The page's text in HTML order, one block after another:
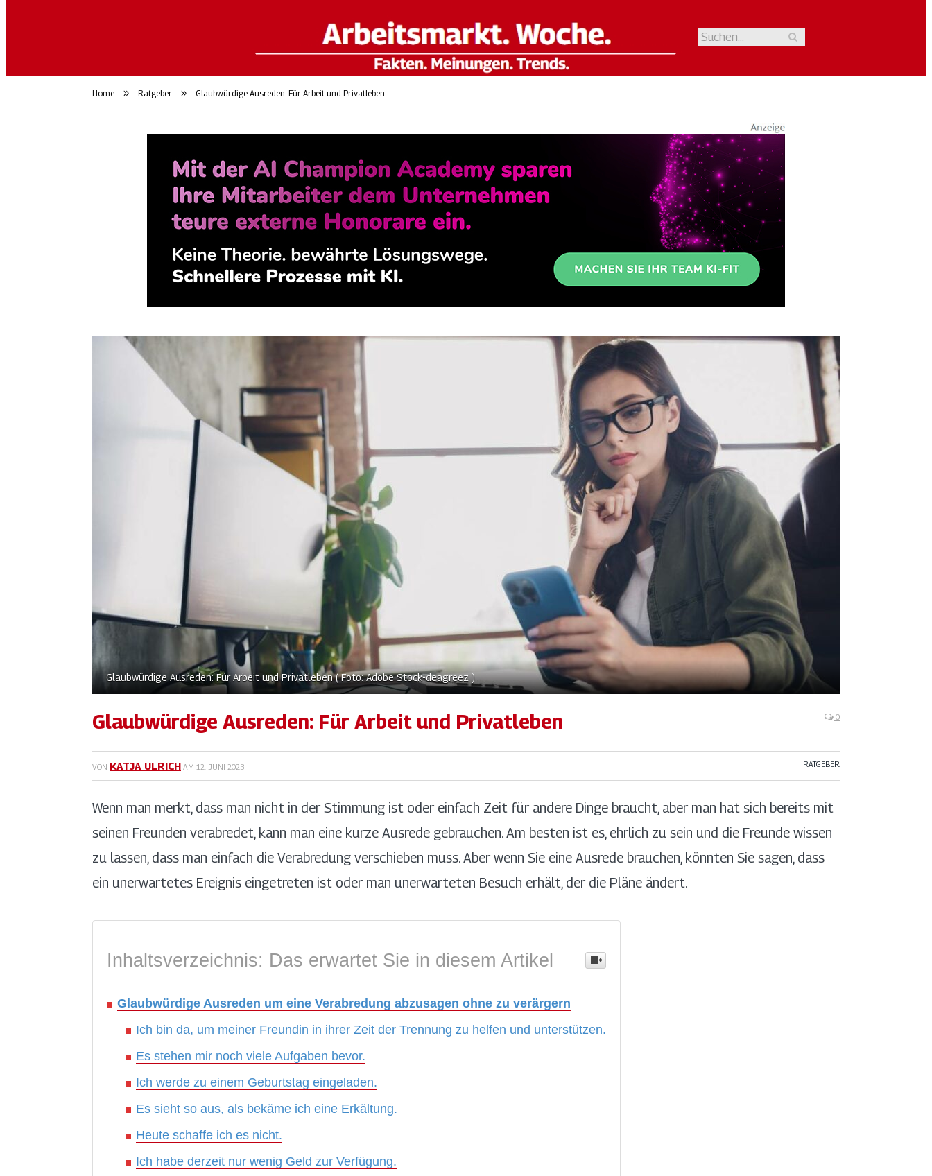
Home » Ratgeber » Glaubwürdige Ausreden: Für Arbeit und Privatleben
Glaubwürdige Ausreden: Für Arbeit und Privatleben ( Foto: Adobe Stock-deagreez )
Glaubwürdige Ausreden: Für Arbeit und Privatleben 0
VON KATJA ULRICH AM 12. JUNI 2023 RATGEBER
Wenn man merkt, dass man nicht in der Stimmung ist oder einfach Zeit für andere Dinge braucht, aber man hat sich bereits mit
seinen Freunden verabredet, kann man eine kurze Ausrede gebrauchen. Am besten ist es, ehrlich zu sein und die Freunde wissen
zu lassen, dass man einfach die Verabredung verschieben muss. Aber wenn Sie eine Ausrede brauchen, könnten Sie sagen, dass
ein unerwartetes Ereignis eingetreten ist oder man unerwarteten Besuch erhält, der die Pläne ändert.
Inhaltsverzeichnis: Das erwartet Sie in diesem Artikel
Glaubwürdige Ausreden um eine Verabredung abzusagen ohne zu verärgern
Ich bin da, um meiner Freundin in ihrer Zeit der Trennung zu helfen und unterstützen.
Es stehen mir noch viele Aufgaben bevor.
Ich werde zu einem Geburtstag eingeladen.
Es sieht so aus, als bekäme ich eine Erkältung.
Heute schaffe ich es nicht.
Ich habe derzeit nur wenig Geld zur Verfügung.